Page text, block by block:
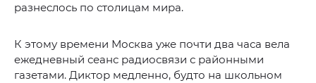
разнеслось по столицам мира.
К этому времени Москва уже почти два часа вела
ежедневный сеанс радиосвязи с районными
газетами. Диктор медленно, будто на школьном